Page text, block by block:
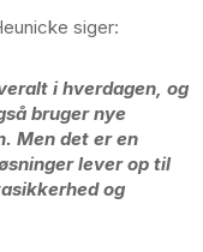
siger:
i hverdagen, og
bruger nye
Men det er en
lever op til
og